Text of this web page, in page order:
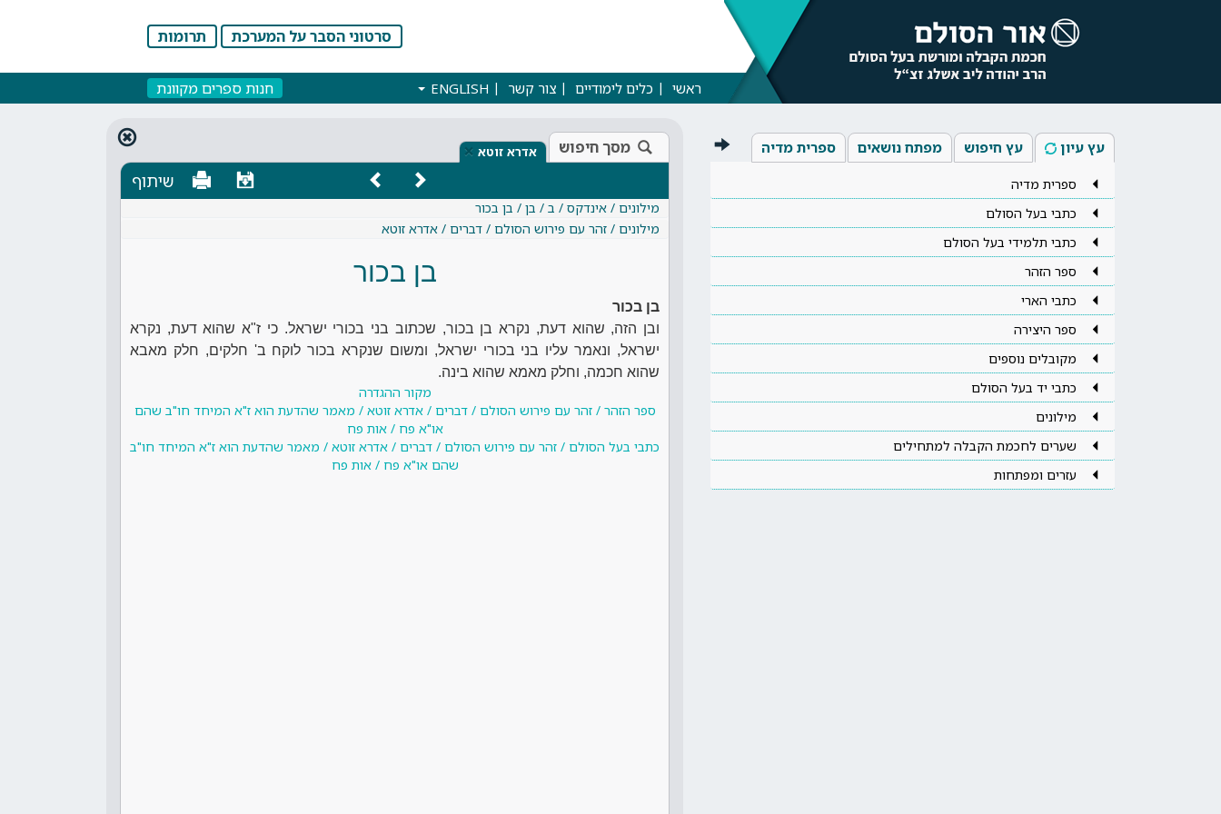
סרטוני הסבר על המערכת תרומות
ראשי כלים לימודיים צור קשר ENGLISH חנות ספרים מקוונת
עץ עיון עץ חיפוש מפתח נושאים ספרית מדיה
ספרית מדיה
כתבי בעל הסולם
כתבי תלמידי בעל הסולם
ספר הזהר
כתבי הארי
ספר היצירה
מקובלים נוספים
כתבי יד בעל הסולם
מילונים
שערים לחכמת הקבלה למתחילים
עזרים ומפתחות
מסך חיפוש אדרא זוטא ×
שיתוף
מילונים / אינדקס / ב / בן / בן בכור
מילונים / זהר עם פירוש הסולם / דברים / אדרא זוטא
בן בכור
בן בכור
ובן הזה, שהוא דעת, נקרא בן בכור, שכתוב בני בכורי ישראל. כי ז"א שהוא דעת, נקרא
ישראל, ונאמר עליו בני בכורי ישראל, ומשום שנקרא בכור לוקח ב' חלקים, חלק מאבא
שהוא חכמה, וחלק מאמא שהוא בינה.
מקור ההגדרה
ספר הזהר / זהר עם פירוש הסולם / דברים / אדרא זוטא / מאמר שהדעת הוא ז"א המיחד חו"ב שהם
או"א פח / אות פח
כתבי בעל הסולם / זהר עם פירוש הסולם / דברים / אדרא זוטא / מאמר שהדעת הוא ז"א המיחד חו"ב
שהם או"א פח / אות פח